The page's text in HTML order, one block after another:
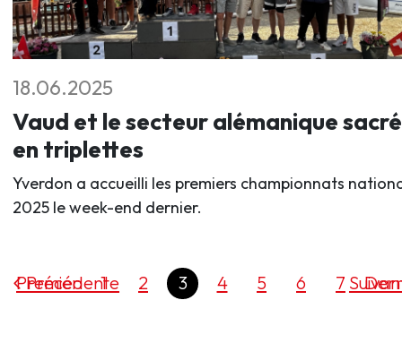
18.06.2025
Vaud et le secteur alémanique
en triplettes
Yverdon a accueilli les premiers championnats
2025 le week-end dernier.
Précédente
Premier 1 2 3 4 5 6 7